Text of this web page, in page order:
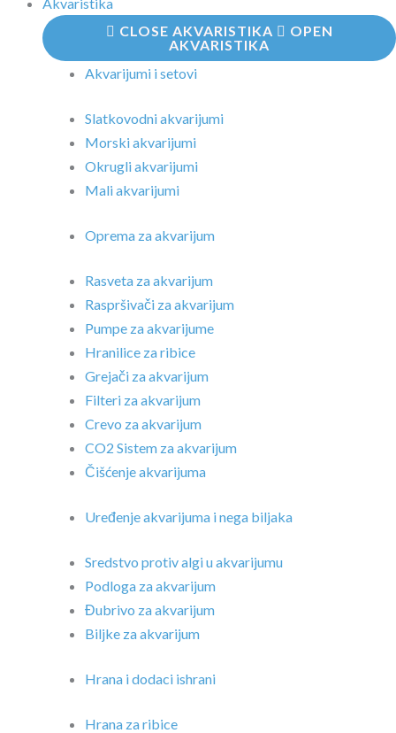
CLOSE AKVARISTIKA
OPEN
AKVARISTIKA
Akvarijumi i setovi
Slatkovodni akvarijumi
Morski akvarijumi
Okrugli akvarijumi
Mali akvarijumi
Oprema za akvarijum
Rasveta za akvarijum
Raspršivači za akvarijum
Pumpe za akvarijume
Hranilice za ribice
Grejači za akvarijum
Filteri za akvarijum
Crevo za akvarijum
CO2 Sistem za akvarijum
Čišćenje akvarijuma
Uređenje akvarijuma i nega biljaka
Sredstvo protiv algi u akvarijumu
Podloga za akvarijum
Đubrivo za akvarijum
Biljke za akvarijum
Hrana i dodaci ishrani
Hrana za ribice